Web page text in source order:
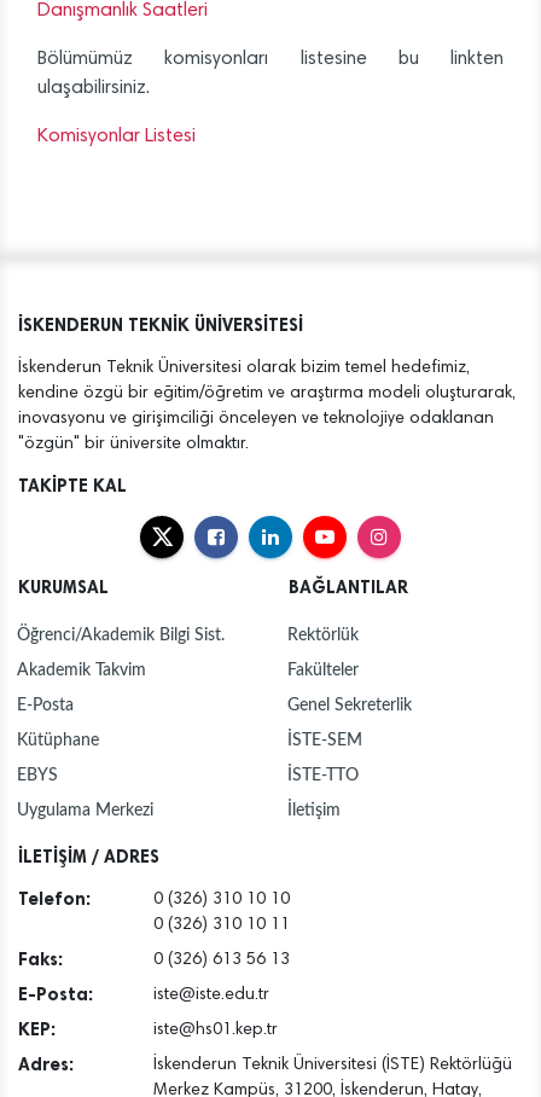
Danışmanlık Saatleri
Bölümümüz komisyonları listesine bu linkten
ulaşabilirsiniz.
Komisyonlar Listesi
İSKENDERUN TEKNİK ÜNİVERSİTESİ
İskenderun Teknik Üniversitesi olarak bizim temel hedefimiz,
kendine özgü bir eğitim/öğretim ve araştırma modeli oluşturarak,
inovasyonu ve girişimciliği önceleyen ve teknolojiye odaklanan
"özgün" bir üniversite olmaktır.
TAKİPTE KAL
KURUMSAL
Öğrenci/Akademik Bilgi Sist.
Akademik Takvim
E-Posta
Kütüphane
EBYS
Uygulama Merkezi
BAĞLANTILAR
Rektörlük
Fakülteler
Genel Sekreterlik
İSTE-SEM
İSTE-TTO
İletişim
İLETİŞİM / ADRES
Telefon:
0 (326) 310 10 10
0 (326) 310 10 11
Faks: 0 (326) 613 56 13
E-Posta: iste@iste.edu.tr
KEP: iste@hs01.kep.tr
Adres:
İskenderun Teknik Üniversitesi (İSTE) Rektörlüğü
Merkez Kampüs, 31200, İskenderun, Hatay,